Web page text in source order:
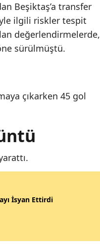
Beşiktaş’a transfer
ilgili riskler tespit
değerlendirmelerde,
sürülmüştü.
çıkarken 45 gol
İsyan Ettirdi